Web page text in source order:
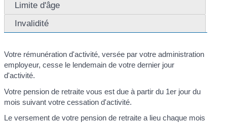
Limite d'âge
Invalidité
Votre rémunération d'activité, versée par votre administration
employeur, cesse le lendemain de votre dernier jour
d'activité.
Votre pension de retraite vous est due à partir du 1er jour du
mois suivant votre cessation d'activité.
Le versement de votre pension de retraite a lieu chaque mois